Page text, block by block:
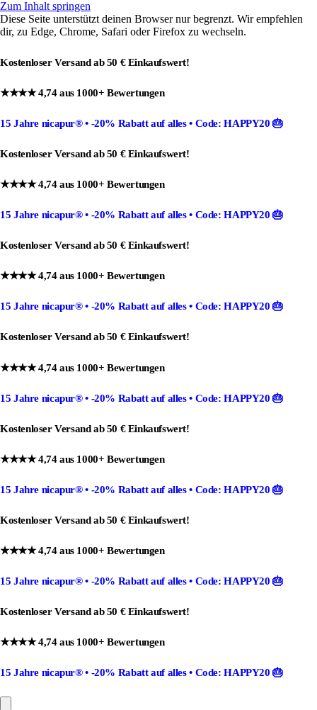
Zum Inhalt springen
Diese Seite unterstützt deinen Browser nur begrenzt. Wir empfehlen
dir, zu Edge, Chrome, Safari oder Firefox zu wechseln.
Kostenloser Versand ab 50 € Einkaufswert!
★★★★ 4,74 aus 1000+ Bewertungen
15 Jahre nicapur®• -20% Rabattauf alles • Code: HAPPY20🎂
Kostenloser Versand ab 50 € Einkaufswert!
★★★★ 4,74 aus 1000+ Bewertungen
15 Jahre nicapur®• -20% Rabattauf alles • Code: HAPPY20🎂
Kostenloser Versand ab 50 € Einkaufswert!
★★★★ 4,74 aus 1000+ Bewertungen
15 Jahre nicapur®• -20% Rabattauf alles • Code: HAPPY20🎂
Kostenloser Versand ab 50 € Einkaufswert!
★★★★ 4,74 aus 1000+ Bewertungen
15 Jahre nicapur®• -20% Rabattauf alles • Code: HAPPY20🎂
Kostenloser Versand ab 50 € Einkaufswert!
★★★★ 4,74 aus 1000+ Bewertungen
15 Jahre nicapur®• -20% Rabattauf alles • Code: HAPPY20🎂
Kostenloser Versand ab 50 € Einkaufswert!
★★★★ 4,74 aus 1000+ Bewertungen
15 Jahre nicapur®• -20% Rabattauf alles • Code: HAPPY20🎂
Kostenloser Versand ab 50 € Einkaufswert!
★★★★ 4,74 aus 1000+ Bewertungen
15 Jahre nicapur®• -20% Rabattauf alles • Code: HAPPY20🎂